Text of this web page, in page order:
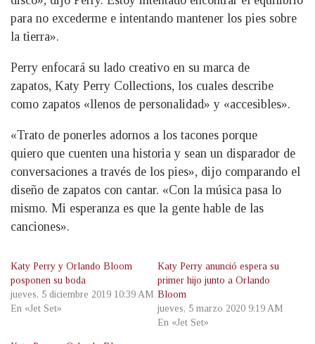
para no excederme e intentando mantener los pies sobre
la tierra».
Perry enfocará su lado creativo en su marca de
zapatos, Katy Perry Collections, los cuales describe
como zapatos «llenos de personalidad» y «accesibles».
«Trato de ponerles adornos a los tacones porque
quiero que cuenten una historia y sean un disparador de
conversaciones a través de los pies», dijo comparando el
diseño de zapatos con cantar. «Con la música pasa lo
mismo. Mi esperanza es que la gente hable de las
canciones».
Katy Perry y Orlando Bloom
posponen su boda
jueves, 5 diciembre 2019 10:39 AM
En «Jet Set»
Katy Perry anunció espera su
primer hijo junto a Orlando
Bloom
jueves, 5 marzo 2020 9:19 AM
En «Jet Set»